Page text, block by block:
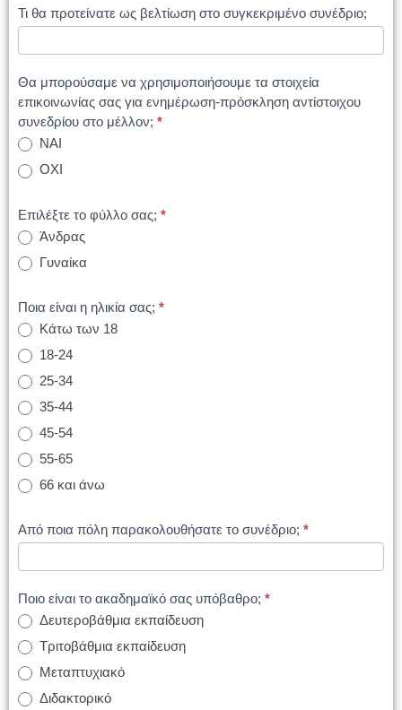
Τι θα προτείνατε ως βελτίωση στο συγκεκριμένο συνέδριο;
Θα μπορούσαμε να χρησιμοποιήσουμε τα στοιχεία
επικοινωνίας σας για ενημέρωση-πρόσκληση αντίστοιχου
συνεδρίου στο μέλλον; *
ΝΑΙ
ΟΧΙ
Επιλέξτε το φύλλο σας; *
Άνδρας
Γυναίκα
Ποια είναι η ηλικία σας; *
Κάτω των 18
18-24
25-34
35-44
45-54
55-65
66 και άνω
Από ποια πόλη παρακολουθήσατε το συνέδριο; *
Ποιο είναι το ακαδημαϊκό σας υπόβαθρο; *
Δευτεροβάθμια εκπαίδευση
Τριτοβάθμια εκπαίδευση
Μεταπτυχιακό
Διδακτορικό